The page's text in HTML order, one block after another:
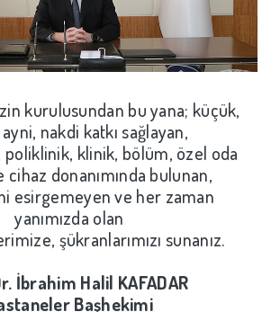
kurulusundan bu yana; küçük,
nakdi katkı sağlayan,
poliklinik, klinik, bölüm, özel oda
cihaz donanımında bulunan,
esirgemeyen ve her zaman
yanımızda olan
şükranlarımızı sunanız.
İbrahim Halil KAFADAR
Başhekimi